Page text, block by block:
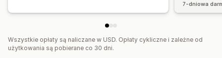
7-dniowa
Wszystkie opłaty są naliczane w USD. Opłaty cykliczne i zależne od
użytkowania są pobierane co 30 dni.